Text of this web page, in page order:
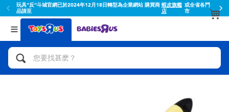
玩具"反"斗城官網已於2024年12月18日轉型為企業網站 購買商
品請至
蝦皮旗艦
店
或全省各門
市
返回
分類目錄
人氣英雄,角色扮演,射擊玩具
返回
品牌
Toy Story玩具總動員